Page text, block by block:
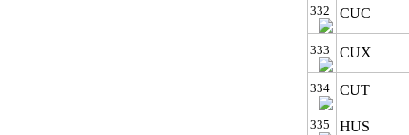
332 CUC
333 CUX
334 CUT
335 HUS